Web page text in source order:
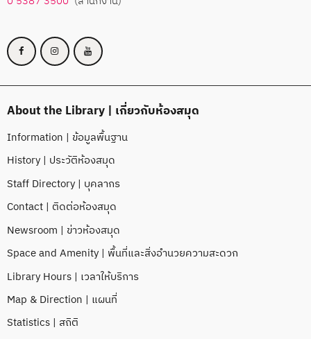
About the Library | เกี่ยวกับห้องสมุด
Information | ข้อมูลพื้นฐาน
History | ประวัติห้องสมุด
Staff Directory | บุคลากร
Contact | ติดต่อห้องสมุด
Newsroom | ข่าวห้องสมุด
Space and Amenity | พื้นที่และสิ่งอำนวยความสะดวก
Library Hours | เวลาให้บริการ
Map & Direction | แผนที่
Statistics | สถิติ